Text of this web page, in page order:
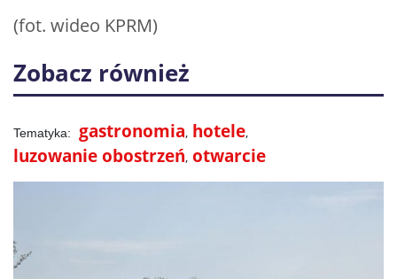
(fot. wideo KPRM)
Zobacz również
gastronomia hotele
luzowanie obostrzeń otwarcie